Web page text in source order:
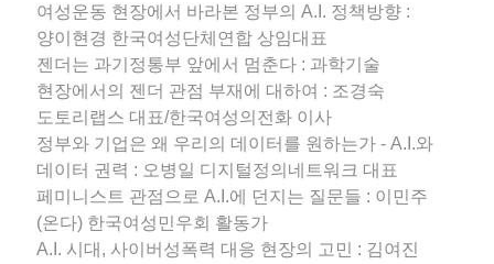
여성운동 현장에서 바라본 정부의 A.I. 정책방향 :
양이현경 한국여성단체연합 상임대표
젠더는 과기정통부 앞에서 멈춘다 : 과학기술
현장에서의 젠더 관점 부재에 대하여 : 조경숙
도토리랩스 대표/한국여성의전화 이사
정부와 기업은 왜 우리의 데이터를 원하는가 - A.I.와
데이터 권력 : 오병일 디지털정의네트워크 대표
페미니스트 관점으로 A.I.에 던지는 질문들 : 이민주
(온다) 한국여성민우회 활동가
A.I. 시대, 사이버성폭력 대응 현장의 고민 : 김여진